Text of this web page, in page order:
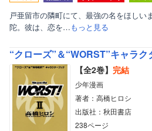
戸亜留市の隣町にて、最強の名をほしい
陀。彼は、恋を…もっと見る
【全2巻】 完結
少年漫画
著者：高橋ヒロシ
出版社：秋田書店
238ページ